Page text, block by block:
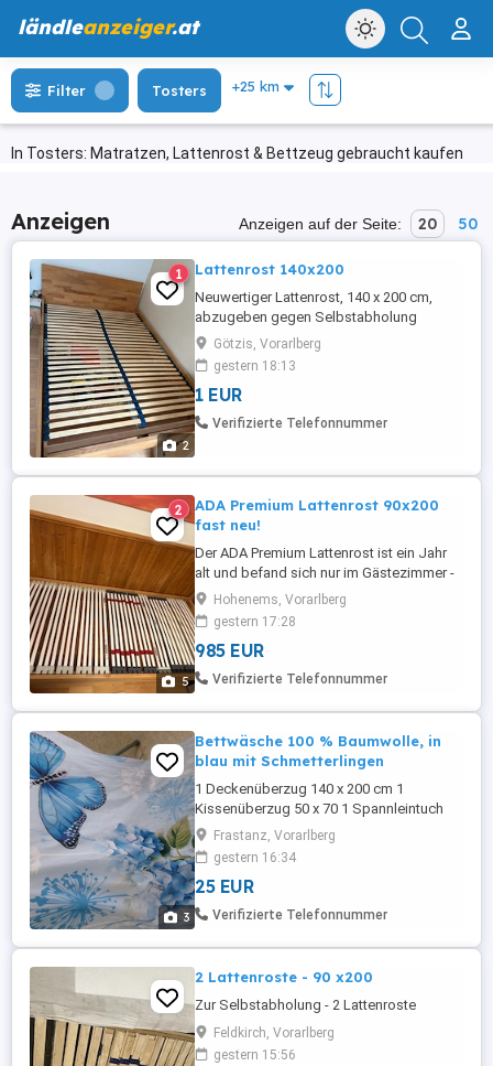
ländleanzeiger.at
In Tosters: Matratzen, Lattenrost & Bettzeug gebraucht kaufen
Filter Tosters
Anzeigen Anzeigen auf der Seite: 20 50
2
1 Lattenrost 140x200
Neuwertiger Lattenrost, 140 x 200 cm,
abzugeben gegen Selbstabholung
Götzis, Vorarlberg
gestern 18:13
1 EUR
Verifizierte Telefonnummer
5
2
ADA Premium Lattenrost 90x200
fast neu!
Der ADA Premium Lattenrost ist ein Jahr
alt und befand sich nur im Gästezimmer -
daher hat selten jmd darauf geschlafen.
Zustand Top! Gekauft bei Casa Möbel.
Abholung in Hohenems Du sehnst dich
nach besonders hohem Schlafkomfort?
Dann ist 2563 dein Lattenrost. Die
Hohenems, Vorarlberg
gestern 17:28
985 EUR
Verifizierte Telefonnummer
3
Bettwäsche 100 % Baumwolle, in
blau mit Schmetterlingen
1 Deckenüberzug 140 x 200 cm 1
Kissenüberzug 50 x 70 1 Spannleintuch
(für Matzratzen 80 x 200 cm) Bettwäsche
100 % Baumwolle, in blau mit
Schmetterlingen und Blumen, auch
Spannleintücher 100 % Baumwolle, 1 x
angezogen, so gut wie neu, frisch
Frastanz, Vorarlberg
gestern 16:34
25 EUR
Verifizierte Telefonnummer
2 Lattenroste - 90 x200
Zur Selbstabholung - 2 Lattenroste
Feldkirch, Vorarlberg
gestern 15:56